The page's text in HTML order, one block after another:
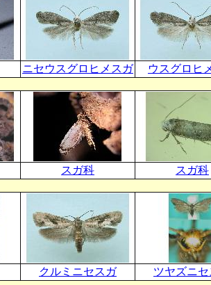
ニセウスグロヒメスガ ウスグロヒ
スガ科 スガ科
クルミニセスガ ツヤズニ